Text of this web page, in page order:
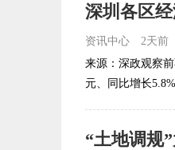
资讯中心 2天前
来源：深政观察
元、同比增长
“土地调规